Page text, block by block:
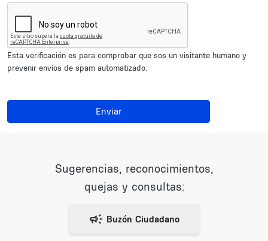
Esta verificación es para comprobar que sos un visitante humano y
prevenir envíos de spam automatizado.
Enviar
Sugerencias, reconocimientos,
quejas y consultas: